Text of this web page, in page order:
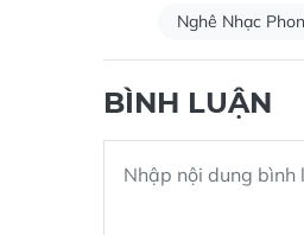
Nghê Nhạc
BÌNH LUẬN